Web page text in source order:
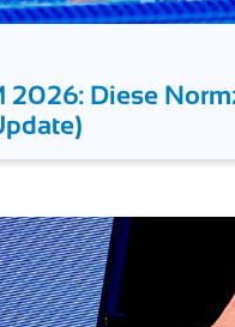
2026: Diese